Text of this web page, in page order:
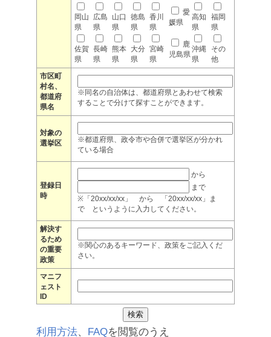
岡山
県
広島
県
山口
県
徳島
県
香川
県
愛
媛県
高知
県
福岡
県
佐賀
県
長崎
県
熊本
県
大分
県
宮崎
県
鹿
児島県
沖縄
県
その
他
市区町
村名、
都道府
県名
※同名の自治体は、都道府県とあわせて検索
することで分けて探すことができます。
対象の
選挙区
※都道府県、政令市や合併で選挙区が分かれ
ている場合
登録日
時
から
まで
※「20xx/xx/xx」 から 「20xx/xx/xx」ま
で というように入力してください。
解決す
るため
の重要
政策
※関心のあるキーワード、政策をご記入くだ
さい。
マニフ
ェスト
ID
利用方法、 FAQを閲覧のうえ